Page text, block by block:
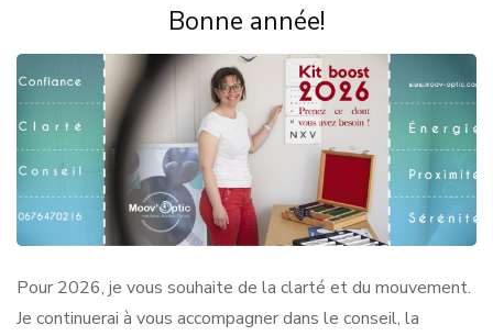
Bonne année!
Pour 2026, je vous souhaite de la clarté et du mouvement.
Je continuerai à vous accompagner dans le conseil, la